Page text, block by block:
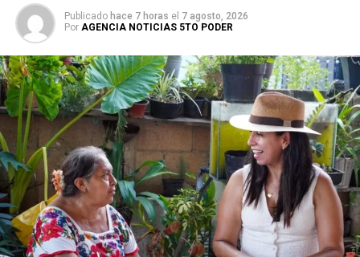
Publicado hace 7 horas el 7 agosto, 2026
Por AGENCIA NOTICIAS 5TO PODER